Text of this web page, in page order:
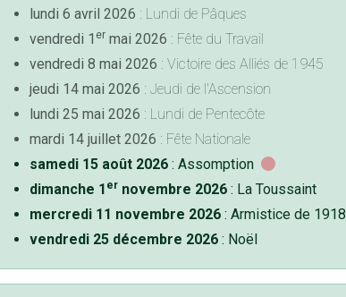
lundi 6 avril 2026 : Lundi de Pâques
vendredi 1 ermai 2026 : Fête du Travail
vendredi 8 mai 2026 : Victoire des Alliés de 1945
jeudi 14 mai 2026 : Jeudi de l'Ascension
lundi 25 mai 2026 : Lundi de Pentecôte
mardi 14 juillet 2026 : Fête Nationale
samedi 15 août 2026: Assomption
dimanche 1 ernovembre 2026: La Toussaint
mercredi 11 novembre 2026: Armistice de 1918
vendredi 25 décembre 2026: Noël